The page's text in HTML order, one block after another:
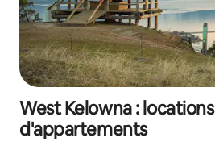
West Kelowna : locations
d'appartements